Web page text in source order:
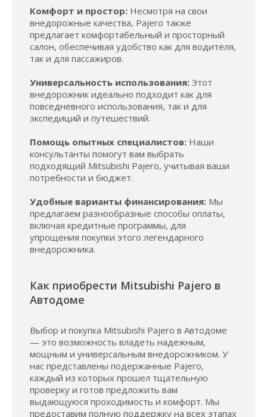
Комфорт и простор: Несмотря на свои
внедорожные качества, Pajero также
предлагает комфортабельный и просторный
салон, обеспечивая удобство как для водителя,
так и для пассажиров.
Универсальность использования: Этот
внедорожник идеально подходит как для
повседневного использования, так и для
экспедиций и путешествий.
Помощь опытных специалистов: Наши
консультанты помогут вам выбрать
подходящий Mitsubishi Pajero, учитывая ваши
потребности и бюджет.
Удобные варианты финансирования: Мы
предлагаем разнообразные способы оплаты,
включая кредитные программы, для
упрощения покупки этого легендарного
внедорожника.
Как приобрести Mitsubishi Pajero в
Автодоме
Выбор и покупка Mitsubishi Pajero в Автодоме
— это возможность владеть надежным,
мощным и универсальным внедорожником. У
нас представлены подержанные Pajero,
каждый из которых прошел тщательную
проверку и готов предложить вам
выдающуюся проходимость и комфорт. Мы
предоставим полную поддержку на всех этапах